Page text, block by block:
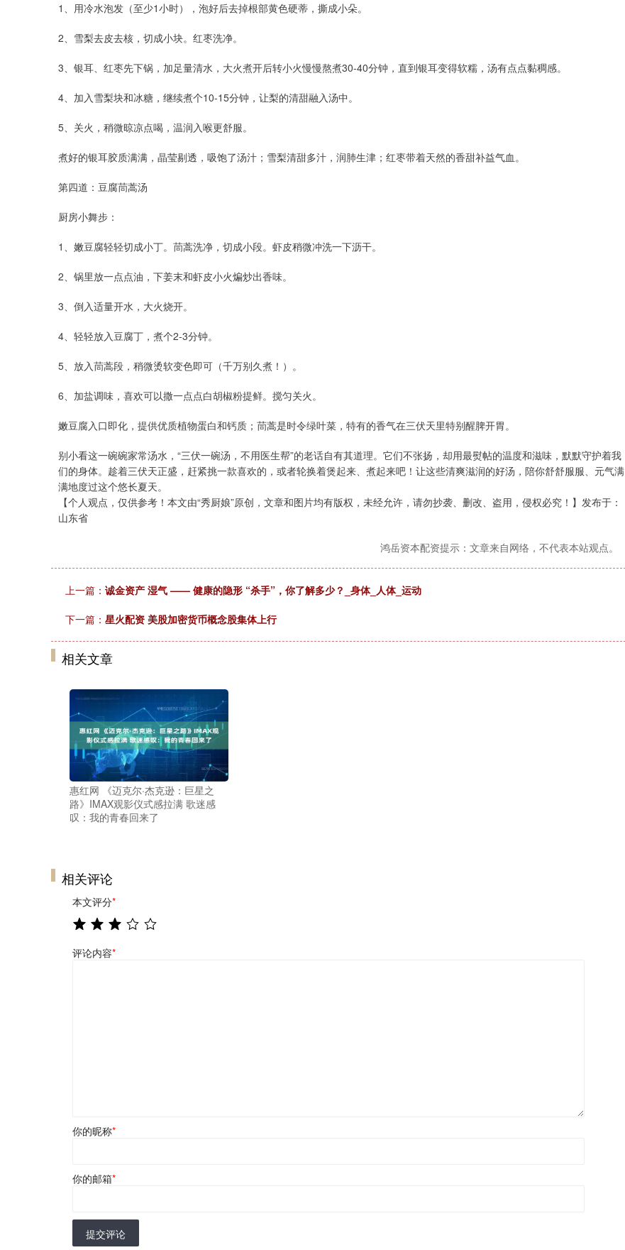
1、用冷水泡发（至少1小时），泡好后去掉根部黄色硬蒂，撕成小朵。
2、雪梨去皮去核，切成小块。红枣洗净。
3、银耳、红枣先下锅，加足量清水，大火煮开后转小火慢慢熬煮30-40分钟，直到银耳变得软糯，汤有点点黏稠感。
4、加入雪梨块和冰糖，继续煮个10-15分钟，让梨的清甜融入汤中。
5、关火，稍微晾凉点喝，温润入喉更舒服。
煮好的银耳胶质满满，晶莹剔透，吸饱了汤汁；雪梨清甜多汁，润肺生津；红枣带着天然的香甜补益气血。
第四道：豆腐茼蒿汤
厨房小舞步：
1、嫩豆腐轻轻切成小丁。茼蒿洗净，切成小段。虾皮稍微冲洗一下沥干。
2、锅里放一点点油，下姜末和虾皮小火煸炒出香味。
3、倒入适量开水，大火烧开。
4、轻轻放入豆腐丁，煮个2-3分钟。
5、放入茼蒿段，稍微烫软变色即可（千万别久煮！）。
6、加盐调味，喜欢可以撒一点点白胡椒粉提鲜。搅匀关火。
嫩豆腐入口即化，提供优质植物蛋白和钙质；茼蒿是时令绿叶菜，特有的香气在三伏天里特别醒脾开胃。
别小看这一碗碗家常汤水，“三伏一碗汤，不用医生帮”的老话自有其道理。它们不张扬，却用最熨帖的温度和滋味，默默守护着我
们的身体。趁着三伏天正盛，赶紧挑一款喜欢的，或者轮换着煲起来、煮起来吧！让这些清爽滋润的好汤，陪你舒舒服服、元气满
满地度过这个悠长夏天。
【个人观点，仅供参考！本文由“秀厨娘”原创，文章和图片均有版权，未经允许，请勿抄袭、删改、盗用，侵权必究！】发布于：
山东省
鸿岳资本配资提示：文章来自网络，不代表本站观点。
上一篇： 诚金资产 湿气 —— 健康的隐形 “杀手”，你了解多少？_身体_人体_运动
下一篇： 星火配资 美股加密货币概念股集体上行
相关文章
惠红网 《迈克尔·杰克逊：巨星之
路》IMAX观影仪式感拉满 歌迷感
叹：我的青春回来了
相关评论
本文评分*
评论内容*
你的昵称*
你的邮箱*
提交评论